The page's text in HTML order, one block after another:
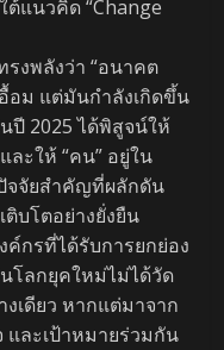
แนวคิด “Change
งพลังว่า “อนาคต
อม แต่มันกำลังเกิดขึ้น
ปี 2025 ได้พิสูจน์ให้
ละให้ “คน” อยู่ใน
จจัยสำคัญที่ผลักดัน
บโตอย่างยั่งยืน
ค์กรที่ได้รับการยกย่อง
โลกยุคใหม่ไม่ได้วัด
งเดียว หากแต่มาจาก
และเป้าหมายร่วมกัน